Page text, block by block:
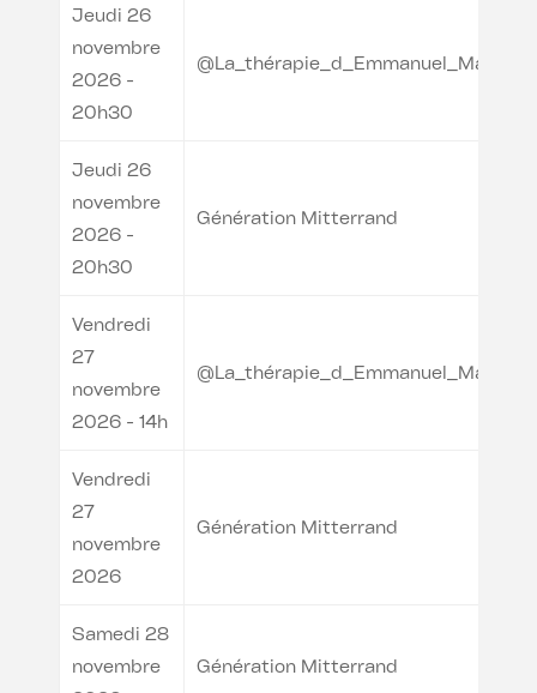
Jeudi 26
novembre
2026 -
20h30
@La_thérapie_d_Emmanuel_Macron
Jeudi 26
novembre
2026 -
20h30
Génération Mitterrand
Vendredi
27
novembre
2026 - 14h
@La_thérapie_d_Emmanuel_Macron
Vendredi
27
novembre
2026
Génération Mitterrand
Samedi 28
novembre
Génération Mitterrand